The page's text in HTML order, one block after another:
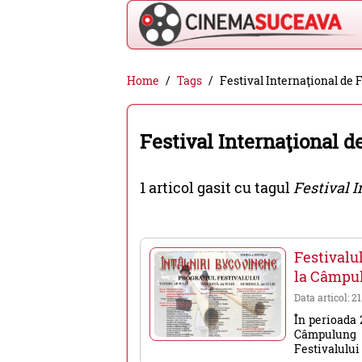
Cinema
Suceava
-
filme
cinema,
evenimente
din
Suceava
Home Tags Festival Internaţional de
Festival Internaţional
1 articol gasit cu tagulFestival
la
Data articol:
În perioada
Festivalului